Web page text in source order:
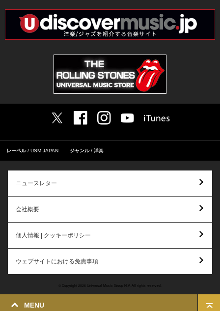
MENU
レーベル USM JAPAN ジャンル 洋楽
ニュースレター
会社概要
個人情報 | クッキーポリシー
ウェブサイトにおける免責事項
© Copyright 2026 Universal Music Group N.V. All rights reserved.